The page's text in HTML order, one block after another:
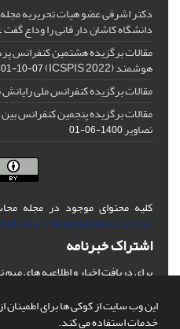
این وب سایت از کوکی ها برای اطمینان
خدمات استفاده می کند.
دکتر اشرفی عضو هیات تحریریه
دانشگاه کاشان دار فانی را وداع گفت
مقالات برگزیده هشتمین کنفرانس
هوشمند (ICSPIS 2022) 10-07
مقالات برگزیده کنفرانس ملی
مقالات برگزیده پنجمین کنفرانس بین
تصاویر1400-06-01
کلیه محتوای موجود در مجله
4.0 International License
اشتراک خبرنامه
برای دریافت اخبار و اطلاعیه های